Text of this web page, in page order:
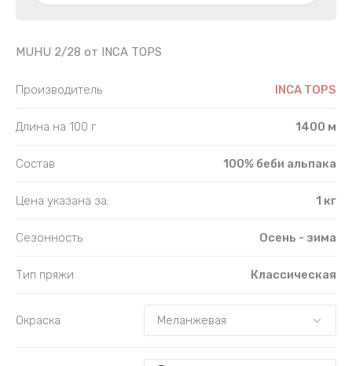
SURI AIR
TIYARIK
AIR
MUHU 2/28 от INCA TOPS
Производитель INCA TOPS
Длина на 100 г 1400 м
Состав 100% беби альпака
Цена указана за: 1 кг
Сезонность Осень - зима
Тип пряжи Классическая
Окраска